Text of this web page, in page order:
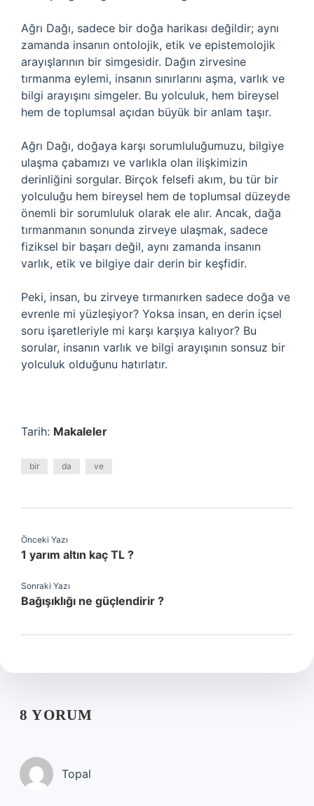
Ağrı Dağı, sadece bir doğa harikası değildir; aynı
zamanda insanın ontolojik, etik ve epistemolojik
arayışlarının bir simgesidir. Dağın zirvesine
tırmanma eylemi, insanın sınırlarını aşma, varlık ve
bilgi arayışını simgeler. Bu yolculuk, hem bireysel
hem de toplumsal açıdan büyük bir anlam taşır.
Ağrı Dağı, doğaya karşı sorumluluğumuzu, bilgiye
ulaşma çabamızı ve varlıkla olan ilişkimizin
derinliğini sorgular. Birçok felsefi akım, bu tür bir
yolculuğu hem bireysel hem de toplumsal düzeyde
önemli bir sorumluluk olarak ele alır. Ancak, dağa
tırmanmanın sonunda zirveye ulaşmak, sadece
fiziksel bir başarı değil, aynı zamanda insanın
varlık, etik ve bilgiye dair derin bir keşfidir.
Peki, insan, bu zirveye tırmanırken sadece doğa ve
evrenle mi yüzleşiyor? Yoksa insan, en derin içsel
soru işaretleriyle mi karşı karşıya kalıyor? Bu
sorular, insanın varlık ve bilgi arayışının sonsuz bir
yolculuk olduğunu hatırlatır.
Tarih: Makaleler
bir da ve
Önceki Yazı
1 yarım altın kaç TL ?
Sonraki Yazı
Bağışıklığı ne güçlendirir ?
8 YORUM
Topal